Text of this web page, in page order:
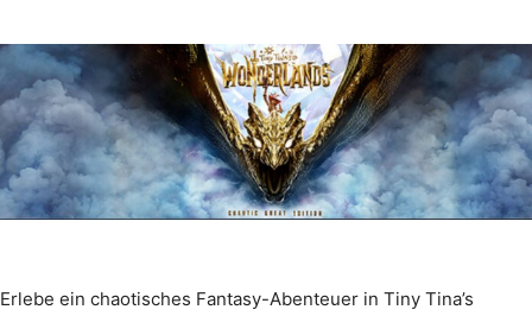
Erlebe ein chaotisches Fantasy-Abenteuer in Tiny Tina’s